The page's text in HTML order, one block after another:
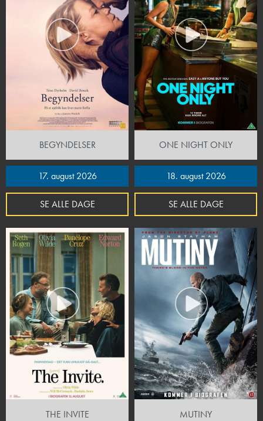
BEGYNDELSER
17. august 2026
SE ALLE DAGE
ONE NIGHT ONLY
18. august 2026
SE ALLE DAGE
THE INVITE MUTINY